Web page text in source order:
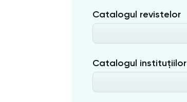
Catalogul revistelor
Catalogul instituțiilor